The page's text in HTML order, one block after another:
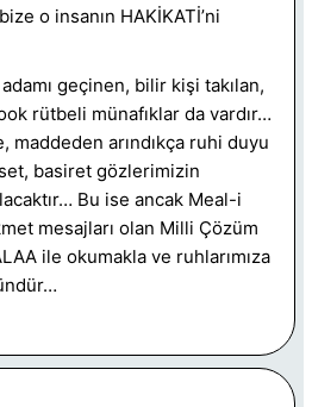
o insanın HAKİKATİ’ni
geçinen, bilir kişi takılan,
rütbeli münafıklar da vardır…
maddeden arındıkça ruhi duyu
basiret gözlerimizin
Bu ise ancak Meal-i
mesajları olan Milli Çözüm
ile okumakla ve ruhlarımıza